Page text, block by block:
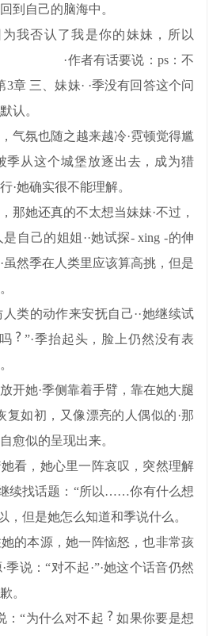
到自己的脑海中。
我否认了我是你的妹妹，所以
者有话要说：ps：不
3章 三、妹妹· ·季没有回答这个问
认。
气氛也随之越来越冷·霓顿觉得尴
季从这个城堡放逐出去，成为猎
她确实很不能理解。
那她还真的不太想当妹妹·不过，
自己的姐姐··她试探- xing -的伸
虽然季在人类里应该算高挑，但是
类的动作来安抚自己··她继续试
”·季抬起头，脸上仍然没有表
开她·季侧靠着手臂，靠在她大腿
复如初，又像漂亮的人偶似的·那
愈似的呈现出来。
看，她心里一阵哀叹，突然理解
续找话题：“所以……你有什么想
，但是她怎么知道和季说什么。
的本源，她一阵恼怒，也非常孩
说：“对不起·”·她这个话音仍然
。
：“为什么对不起
如果你要是想